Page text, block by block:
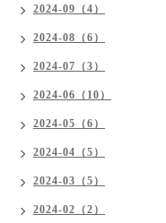
2024-09（4）
2024-08（6）
2024-07（3）
2024-06（10）
2024-05（6）
2024-04（5）
2024-03（5）
2024-02（2）